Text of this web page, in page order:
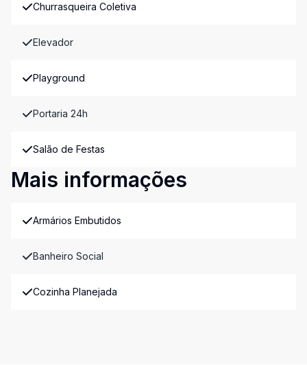
Churrasqueira Coletiva
Elevador
Playground
Portaria 24h
Salão de Festas
Mais informações
Armários Embutidos
Banheiro Social
Cozinha Planejada